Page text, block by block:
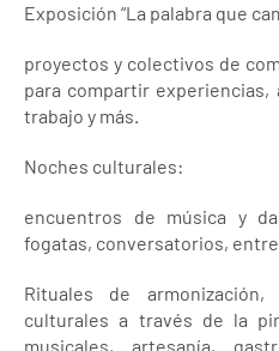
Exposición “La palabra que
proyectos y colectivos de
para compartir experiencias,
trabajo y más.
Noches culturales:
encuentros de música y
fogatas, conversatorios,
Rituales de
culturales a través de la
musicales, artesanía,